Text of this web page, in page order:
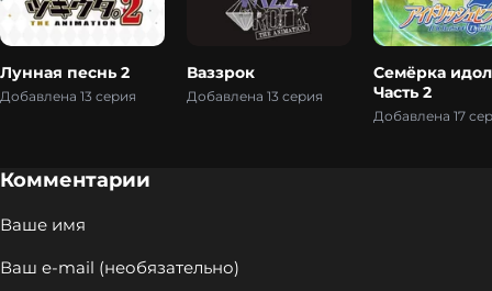
Лунная песнь 2
Добавлена 13 серия
Ваззрок
Добавлена 13 серия
Семёрка
Часть 2
Добавлена 17
Комментарии